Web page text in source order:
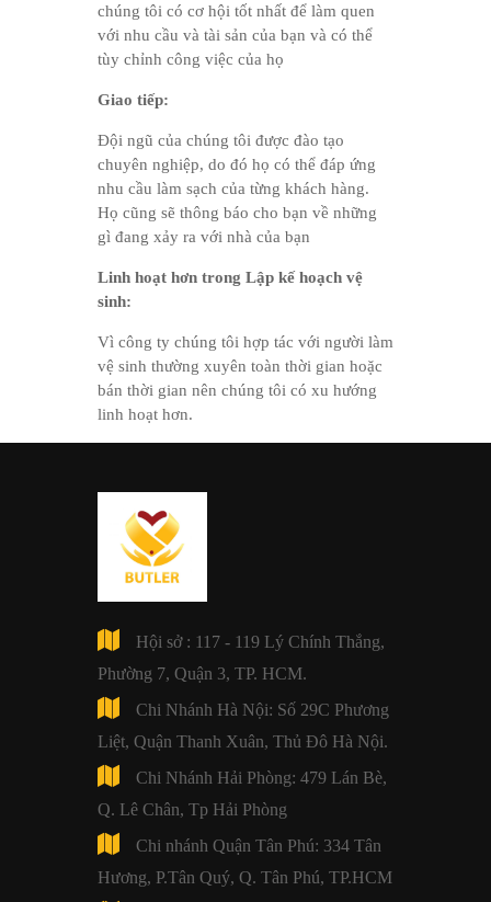
chúng tôi có cơ hội tốt nhất để làm quen
với nhu cầu và tài sản của bạn và có thể
tùy chỉnh công việc của họ
Giao tiếp:
Đội ngũ của chúng tôi được đào tạo
chuyên nghiệp, do đó họ có thể đáp ứng
nhu cầu làm sạch của từng khách hàng.
Họ cũng sẽ thông báo cho bạn về những
gì đang xảy ra với nhà của bạn
Linh hoạt hơn trong Lập kế hoạch vệ
sinh:
Vì công ty chúng tôi hợp tác với người làm
vệ sinh thường xuyên toàn thời gian hoặc
bán thời gian nên chúng tôi có xu hướng
linh hoạt hơn.
Hội sở : 117 - 119 Lý Chính Thắng,
Phường 7, Quận 3, TP. HCM.
Chi Nhánh Hà Nội: Số 29C Phương
Liệt, Quận Thanh Xuân, Thủ Đô Hà Nội.
Chi Nhánh Hải Phòng: 479 Lán Bè,
Q. Lê Chân, Tp Hải Phòng
Chi nhánh Quận Tân Phú: 334 Tân
Hương, P.Tân Quý, Q. Tân Phú, TP.HCM